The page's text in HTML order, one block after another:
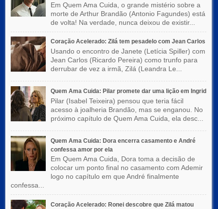
Em Quem Ama Cuida, o grande mistério sobre a
morte de Arthur Brandão (Antonio Fagundes) está
de volta! Na verdade, nunca deixou de existir...
Coração Acelerado: Zilá tem pesadelo com Jean Carlos
Usando o encontro de Janete (Letícia Spiller) com
Jean Carlos (Ricardo Pereira) como trunfo para
derrubar de vez a irmã, Zilá (Leandra Le...
Quem Ama Cuida: Pilar promete dar uma lição em Ingrid
Pilar (Isabel Teixeira) pensou que teria fácil
acesso à joalheria Brandão, mas se enganou. No
próximo capítulo de Quem Ama Cuida, ela desc...
Quem Ama Cuida: Dora encerra casamento e André
confessa amor por ela
Em Quem Ama Cuida, Dora toma a decisão de
colocar um ponto final no casamento com Ademir
logo no capítulo em que André finalmente
confessa...
Coração Acelerado: Ronei descobre que Zilá matou